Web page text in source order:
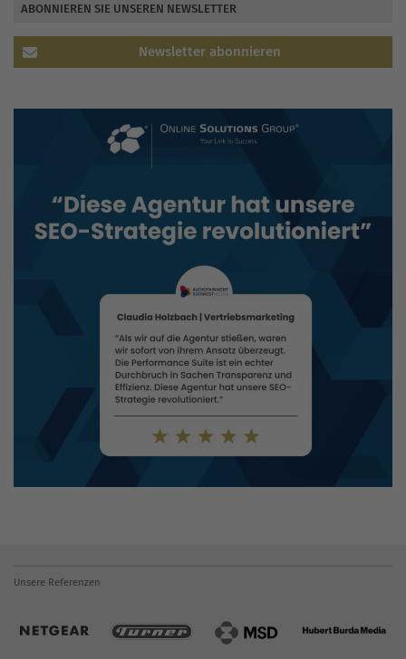
ABONNIEREN SIE UNSEREN NEWSLETTER
Newsletter abonnieren
Unsere Referenzen